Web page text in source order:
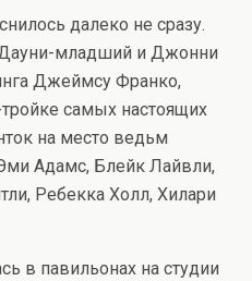
далеко не сразу.
младший и Джонни
Джеймсу Франко,
самых настоящих
на место ведьм
Адамс, Блейк Лайвли,
Ребекка Холл, Хилари
в павильонах на студии